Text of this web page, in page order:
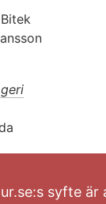
syfte